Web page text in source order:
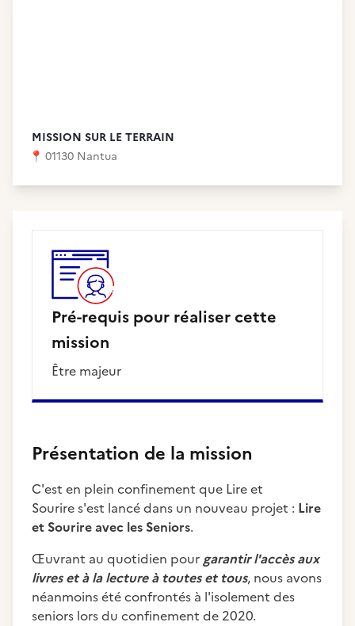
MISSION SUR LE TERRAIN
📍 01130 Nantua
Pré-requis pour réaliser cette
mission
Être majeur
Présentation de la mission
C'est en plein confinement que Lire et
Sourire s'est lancé dans un nouveau projet : Lire
et Sourire avec les Seniors.
Œuvrant au quotidien pourgarantir l'accès aux
livres et à la lecture à toutes et tous, nous avons
néanmoins été confrontés à l'isolement des
seniors lors du confinement de 2020.